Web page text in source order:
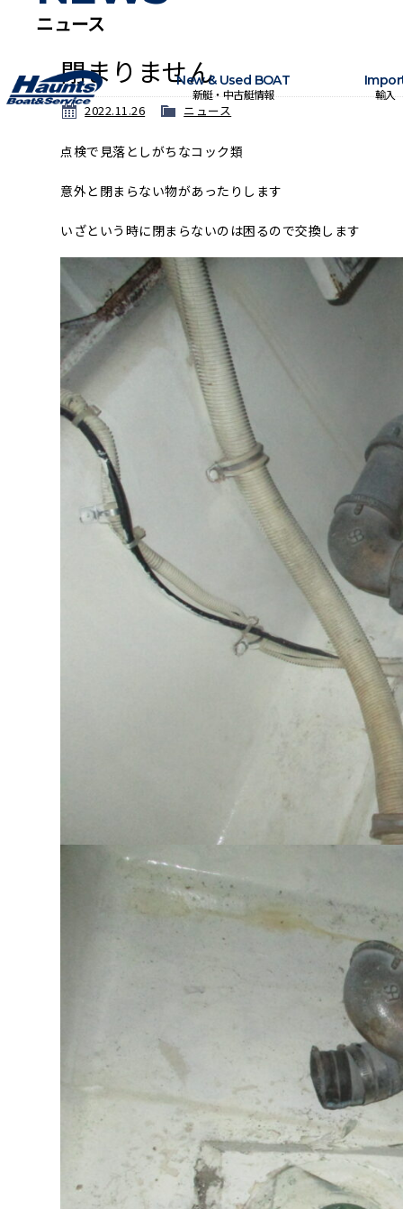
New & Used BOAT
新艇・中古艇情報 輸入
ニュース
閉まりません
2022.11.26 ニュース
点検で見落としがちなコック類
意外と閉まらない物があったりします
いざという時に閉まらないのは困るので交換します